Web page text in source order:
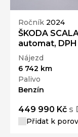
Ročník 2024
ŠKODA
automat, DPH
Nájezd
6 742 km
Palivo
Benzín
449 990 Kč s
Přidat k